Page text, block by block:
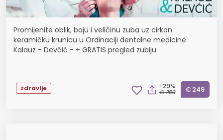
Promijenite oblik, boju i veličinu zuba uz cirkon
keramičku krunicu u Ordinaciji dentalne medicine
Kalauz - Devčić - + GRATIS pregled zubiju
Zdravlje -29%
€ 350 € 249